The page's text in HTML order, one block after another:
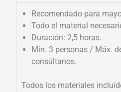
Recomendado para
Todo el material
Duración: 2,5 horas.
Mín. 3 personas / Máx.
consúltanos.
Todos los materiales